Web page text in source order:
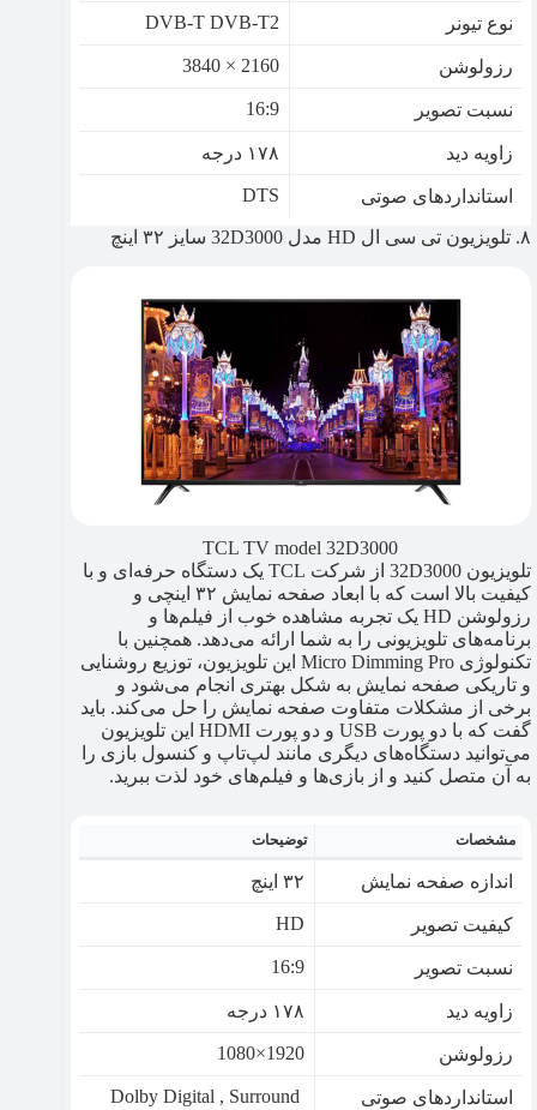
نوع تيونر DVB-T DVB-T2
رزولوشن 2160 × 3840
نسبت تصویر 16:9
زاویه دید ۱۷۸ درجه
استانداردهای صوتی DTS
۸. تلویزیون تی سی ال HD مدل 32D3000 سایز ۳۲ اینچ
TCL TV model 32D3000
تلویزیون 32D3000 از شرکت TCL یک دستگاه حرفه‌ای و با
کیفیت بالا است که با ابعاد صفحه نمایش ۳۲ اینچی و
رزولوشن HD یک تجربه مشاهده خوب از فیلم‌ها و
برنامه‌های تلویزیونی را به شما ارائه می‌دهد. همچنین با
تکنولوژی Micro Dimming Pro این تلویزیون، توزیع روشنایی
و تاریکی صفحه نمایش به شکل بهتری انجام می‌شود و
برخی از مشکلات متفاوت صفحه نمایش را حل می‌کند. باید
گفت که با دو پورت USB و دو پورت HDMI این تلویزیون
می‌توانید دستگاه‌های دیگری مانند لپ‌تاپ و کنسول بازی را
به آن متصل کنید و از بازی‌ها و فیلم‌های خود لذت ببرید.
مشخصات توضیحات
اندازه صفحه نمایش ۳۲ اینچ
کیفیت تصویر HD
نسبت تصویر 16:9
زاویه دید ۱۷۸ درجه‌
رزولوشن 1920×1080
استانداردهای صوتی